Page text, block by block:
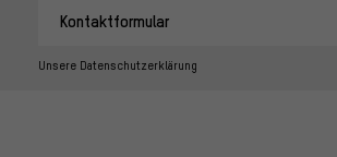
Kontaktformular
Unsere Datenschutzerklärung